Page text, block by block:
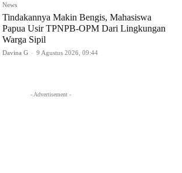
News
Tindakannya Makin Bengis, Mahasiswa
Papua Usir TPNPB-OPM Dari Lingkungan
Warga Sipil
Davina G - 9 Agustus 2026, 09:44
- Advertisement -